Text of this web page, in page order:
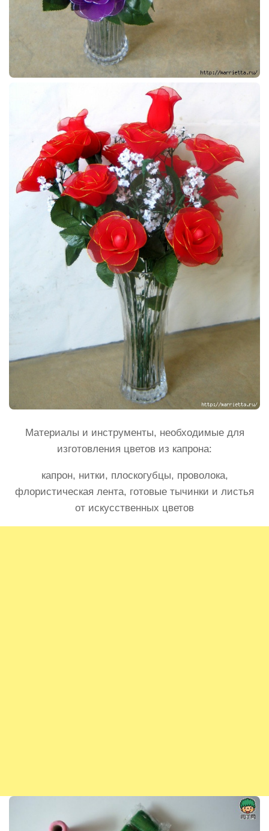
Материалы и инструменты, необходимые для
изготовления цветов из капрона:
капрон, нитки, плоскогубцы, проволока,
флористическая лента, готовые тычинки и листья
от искусственных цветов